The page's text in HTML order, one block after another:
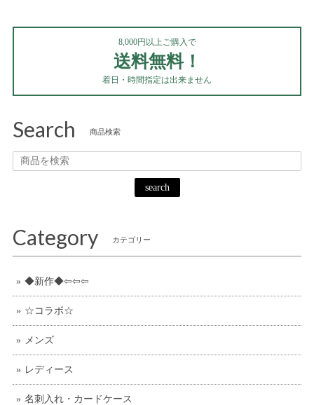
8,000円以上ご購入で
送料無料！
着日・時間指定は出来ません
Search 商品検索
search
Category カテゴリー
◆新作◆⇦⇦⇦
☆コラボ☆
メンズ
レディース
名刺入れ・カードケース